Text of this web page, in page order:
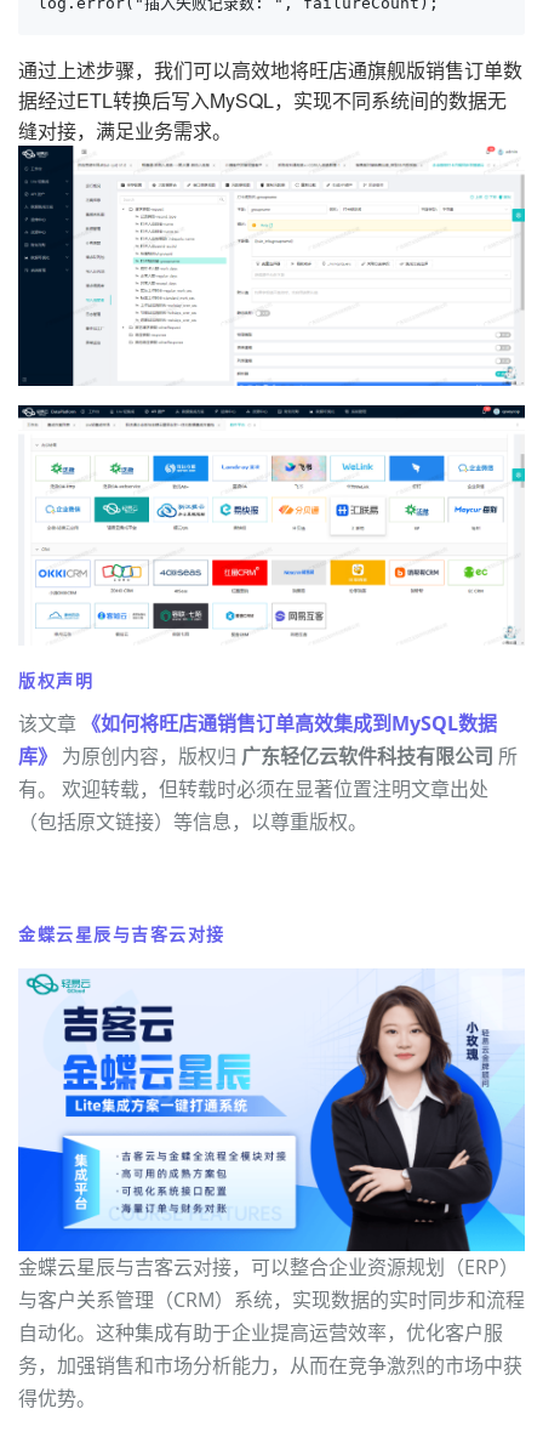
通过上述步骤，我们可以高效地将旺店通旗舰版销售订单数
据经过ETL转换后写入MySQL，实现不同系统间的数据无
缝对接，满足业务需求。
版权声明
该文章 《如何将旺店通销售订单高效集成到MySQL数据
库》 为原创内容，版权归 广东轻亿云软件科技有限公司 所
有。 欢迎转载，但转载时必须在显著位置注明文章出处
（包括原文链接）等信息，以尊重版权。
金蝶云星辰与吉客云对接
金蝶云星辰与吉客云对接，可以整合企业资源规划（ERP）
与客户关系管理（CRM）系统，实现数据的实时同步和流程
自动化。这种集成有助于企业提高运营效率，优化客户服
务，加强销售和市场分析能力，从而在竞争激烈的市场中获
得优势。